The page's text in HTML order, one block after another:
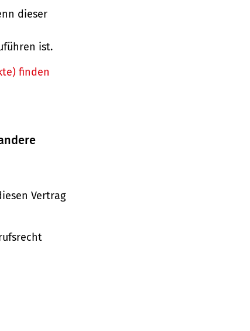
dieser
ist.
finden
Vertrag